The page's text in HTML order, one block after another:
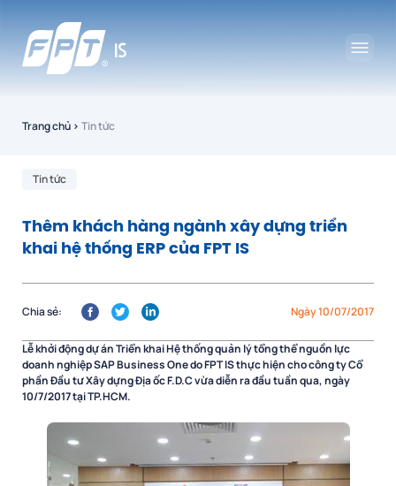
Trang chủ › Tin tức
Tin tức
Thêm khách hàng ngành xây dựng triển
khai hệ thống ERP của FPT IS
Ngày 10/07/2017
Chia sẻ:
Lễ khởi động dự án Triển khai Hệ thống quản lý tổng thể nguồn lực
doanh nghiệp SAP Business One do FPT IS thực hiện cho công ty Cổ
phần Đầu tư Xây dựng Địa ốc F.D.C vừa diễn ra đầu tuần qua, ngày
10/7/2017 tại TP.HCM.